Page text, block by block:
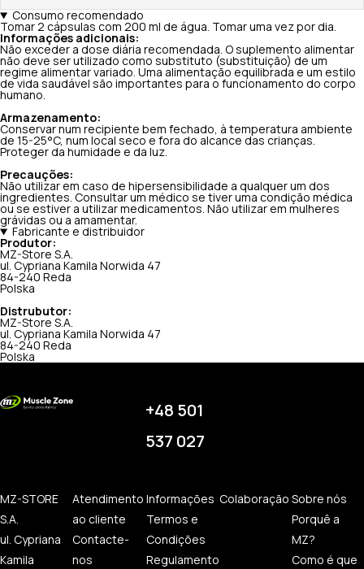
Consumo recomendado
Tomar 2 cápsulas com 200 ml de água. Tomar uma vez por dia.
Informações adicionais:
Não exceder a dose diária recomendada. O suplemento alimentar
não deve ser utilizado como substituto (substituição) de um
regime alimentar variado. Uma alimentação equilibrada e um estilo
de vida saudável são importantes para o funcionamento do corpo
humano.
Armazenamento:
Conservar num recipiente bem fechado, à temperatura ambiente
de 15-25°C, num local seco e fora do alcance das crianças.
Proteger da humidade e da luz.
Precauções:
Não utilizar em caso de hipersensibilidade a qualquer um dos
ingredientes. Consultar um médico se tiver uma condição médica
ou se estiver a utilizar medicamentos. Não utilizar em mulheres
grávidas ou a amamentar.
Fabricante e distribuidor
Produtor:
MZ-Store S.A.
ul. Cypriana Kamila Norwida 47
84-240 Reda
Polska
Distrubutor:
MZ-Store S.A.
ul. Cypriana Kamila Norwida 47
84-240 Reda
Polska
+48 501
537 027
MZ-STORE
S.A.
ul. Cypriana
Kamila
Atendimento
ao cliente
Contacte-
nos
Informações
Termos e
Condições
Regulamento
Colaboração Sobre nós
Porquê a
MZ?
Como é que